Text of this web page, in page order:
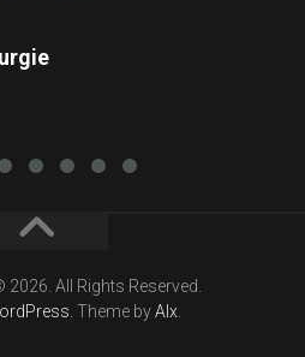
All Rights Reserved.
. Theme byAlx